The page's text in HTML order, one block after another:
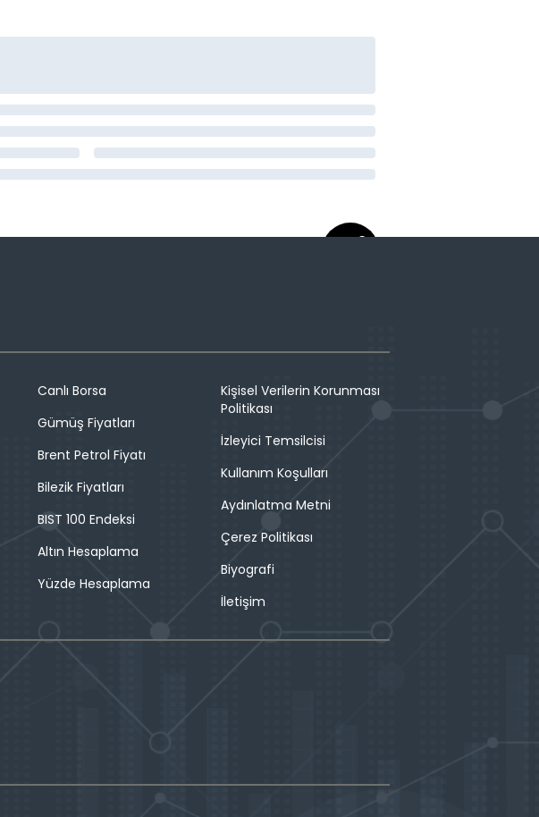
Canlı Borsa
Gümüş Fiyatları
Brent Petrol Fiyatı
Bilezik Fiyatları
BIST 100 Endeksi
Altın Hesaplama
Yüzde Hesaplama
Kişisel Verilerin Korunması
Politikası
İzleyici Temsilcisi
Kullanım Koşulları
Aydınlatma Metni
Çerez Politikası
Biyografi
İletişim